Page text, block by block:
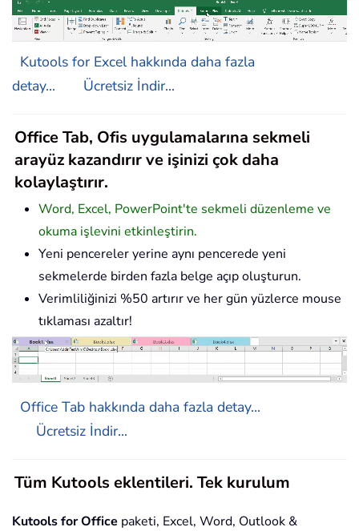
Kutools for Excel hakkında daha fazla
detay...
Ücretsiz İndir...
Office Tab, Ofis uygulamalarına sekmeli
arayüz kazandırır ve işinizi çok daha
kolaylaştırır.
Word, Excel, PowerPoint'te sekmeli düzenleme ve
okuma işlevini etkinleştirin.
Yeni pencereler yerine aynı pencerede yeni
sekmelerde birden fazla belge açıp oluşturun.
Verimliliğinizi %50 artırır ve her gün yüzlerce mouse
tıklaması azaltır!
Office Tab hakkında daha fazla detay...
Ücretsiz İndir...
Tüm Kutools eklentileri. Tek kurulum
Kutools for Office paketi, Excel, Word, Outlook &